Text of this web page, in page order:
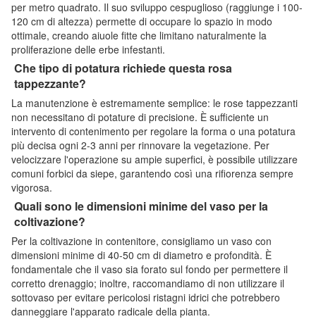
per metro quadrato. Il suo sviluppo cespuglioso (raggiunge i 100-
120 cm di altezza) permette di occupare lo spazio in modo
ottimale, creando aiuole fitte che limitano naturalmente la
proliferazione delle erbe infestanti.
Che tipo di potatura richiede questa rosa
tappezzante?
La manutenzione è estremamente semplice: le rose tappezzanti
non necessitano di potature di precisione. È sufficiente un
intervento di contenimento per regolare la forma o una potatura
più decisa ogni 2-3 anni per rinnovare la vegetazione. Per
velocizzare l'operazione su ampie superfici, è possibile utilizzare
comuni forbici da siepe, garantendo così una rifiorenza sempre
vigorosa.
Quali sono le dimensioni minime del vaso per la
coltivazione?
Per la coltivazione in contenitore, consigliamo un vaso con
dimensioni minime di 40-50 cm di diametro e profondità. È
fondamentale che il vaso sia forato sul fondo per permettere il
corretto drenaggio; inoltre, raccomandiamo di non utilizzare il
sottovaso per evitare pericolosi ristagni idrici che potrebbero
danneggiare l'apparato radicale della pianta.